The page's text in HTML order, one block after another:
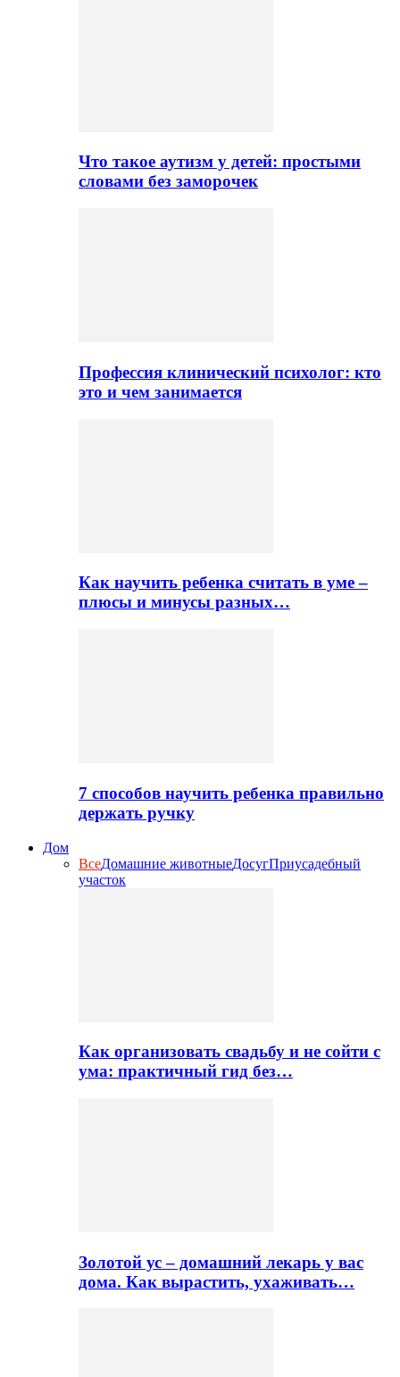
Что такое аутизм у детей: простыми
словами без заморочек
Профессия клинический психолог: кто
это и чем занимается
Как научить ребенка считать в уме –
плюсы и минусы разных…
7 способов научить ребенка правильно
держать ручку
Дом
ВсеДомашние животныеДосугПриусадебный
участок
Как организовать свадьбу и не сойти с
ума: практичный гид без…
Золотой ус – домашний лекарь у вас
дома. Как вырастить, ухаживать…